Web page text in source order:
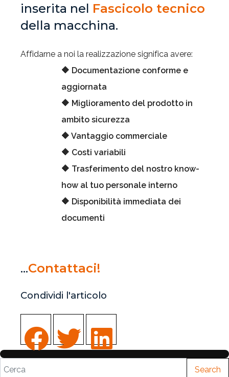
inserita nel Fascicolo tecnico
della macchina.
Affidarne a noi la realizzazione significa avere:
🔶 Documentazione conforme e
aggiornata
🔶 Miglioramento del prodotto in
ambito sicurezza
🔶 Vantaggio commerciale
🔶 Costi variabili
🔶 Trasferimento del nostro know-
how al tuo personale interno
🔶 Disponibilità immediata dei
documenti
...Contattaci!
Condividi l'articolo
Search